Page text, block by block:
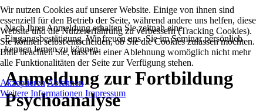
Nach Ihrer Anmeldung erhalten Sie zeitnah eine
Eingangsbestätigung. Wir freuen uns, Sie im Seminar persönlich
kennen lernen zu können.
Anmeldung zur Fortbildung
Psychoanalyse
Wir nutzen Cookies auf unserer Website. Einige von ihnen sind
essenziell für den Betrieb der Seite, während andere uns helfen, diese
Website und die Nutzererfahrung zu verbessern (Tracking Cookies).
Sie können selbst entscheiden, ob Sie die Cookies zulassen möchten.
Bitte beachten Sie, dass bei einer Ablehnung womöglich nicht mehr
alle Funktionalitäten der Seite zur Verfügung stehen.
Akzeptieren Ablehnen
Weitere Informationen Impressum